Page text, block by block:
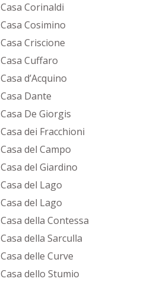
Casa Corinaldi
Casa Cosimino
Casa Criscione
Casa Cuffaro
Casa d’Acquino
Casa Dante
Casa De Giorgis
Casa dei Fracchioni
Casa del Campo
Casa del Giardino
Casa del Lago
Casa del Lago
Casa della Contessa
Casa della Sarculla
Casa delle Curve
Casa dello Stumio